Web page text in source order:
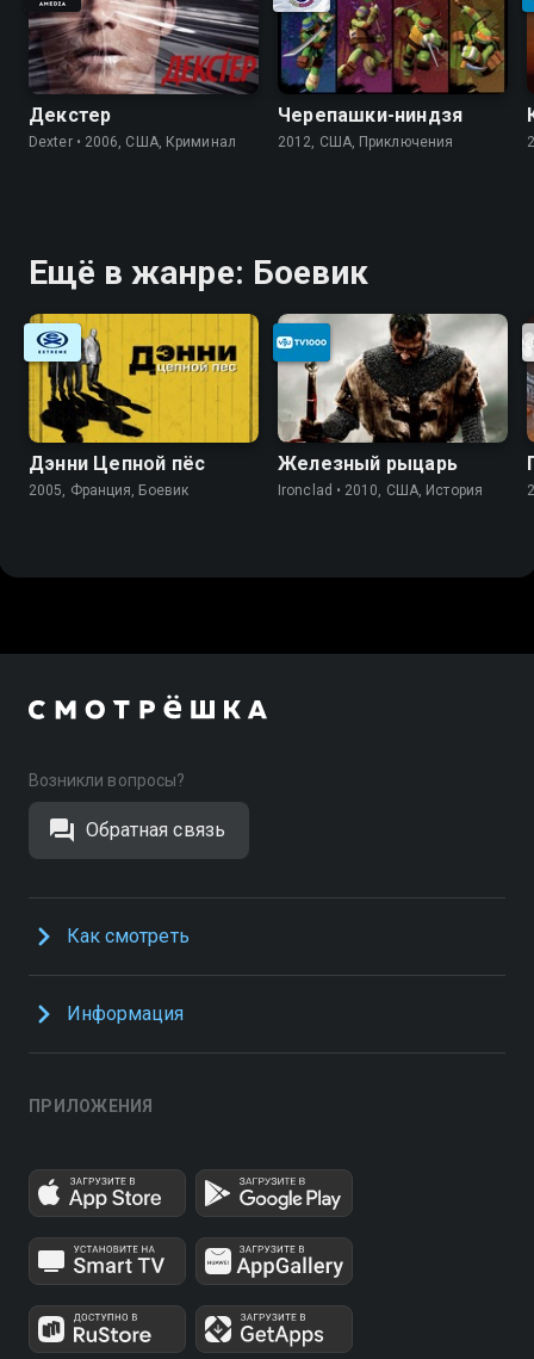
Декстер
Dexter • 2006, США, Криминал
Черепашки-ниндзя
2012, США, Приключения
Ещё в жанре: Боевик
Дэнни Цепной пёс
2005, Франция, Боевик
Железный рыцарь
Ironclad • 2010, США, История
Возникли вопросы?
Обратная связь
Как смотреть
Информация
ПРИЛОЖЕНИЯ